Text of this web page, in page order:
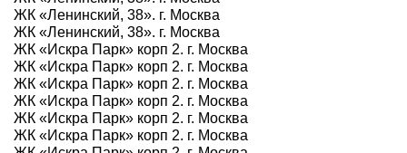
ЖК «Ленинский, 38». г. Москва
ЖК «Ленинский, 38». г. Москва
ЖК «Искра Парк» корп 2. г. Москва
ЖК «Искра Парк» корп 2. г. Москва
ЖК «Искра Парк» корп 2. г. Москва
ЖК «Искра Парк» корп 2. г. Москва
ЖК «Искра Парк» корп 2. г. Москва
ЖК «Искра Парк» корп 2. г. Москва